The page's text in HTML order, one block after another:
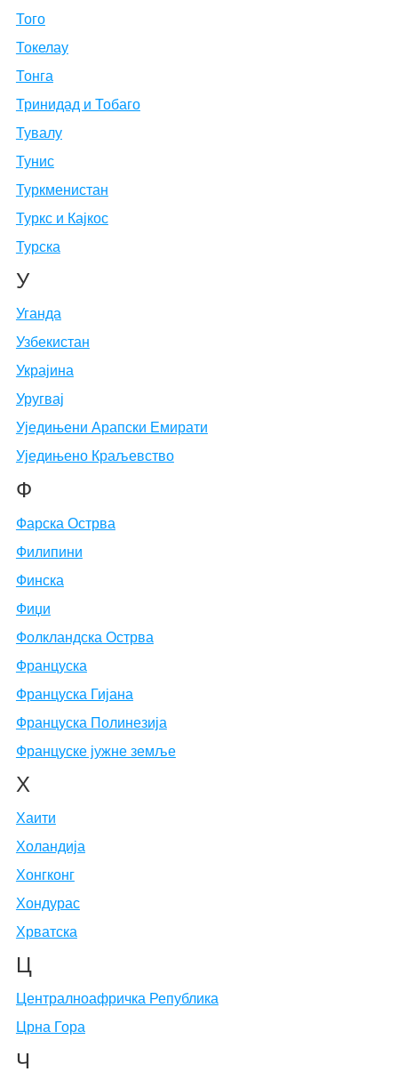
Того
Токелау
Тонга
Тринидад и Тобаго
Тувалу
Тунис
Туркменистан
Туркс и Кајкос
Турска
У
Уганда
Узбекистан
Украјина
Уругвај
Уједињени Арапски Емирати
Уједињено Краљевство
Ф
Фарска Острва
Филипини
Финска
Фиџи
Фолкландска Острва
Француска
Француска Гијана
Француска Полинезија
Француске јужне земље
Х
Хаити
Холандија
Хонгконг
Хондурас
Хрватска
Ц
Централноафричка Република
Црна Гора
Ч